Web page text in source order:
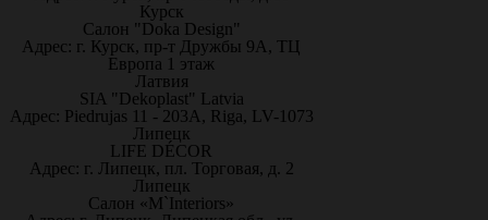
Курск
Салон "Doka Design"
Адрес: г. Курск, пр-т Дружбы 9А, ТЦ
Европа 1 этаж
Латвия
SIA "Dekoplast" Latvia
Адрес: Piedrujas 11 - 203A, Riga, LV-1073
Липецк
LIFE DÉCOR
Адрес: г. Липецк, пл. Торговая, д. 2
Липецк
Салон «M`Interiors»